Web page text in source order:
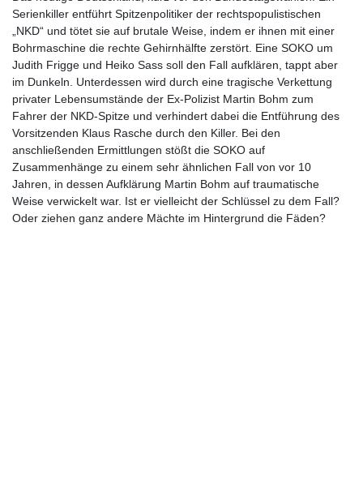
Serienkiller entführt Spitzenpolitiker der rechtspopulistischen
„NKD“ und tötet sie auf brutale Weise, indem er ihnen mit einer
Bohrmaschine die rechte Gehirnhälfte zerstört. Eine SOKO um
Judith Frigge und Heiko Sass soll den Fall aufklären, tappt aber
im Dunkeln. Unterdessen wird durch eine tragische Verkettung
privater Lebensumstände der Ex-Polizist Martin Bohm zum
Fahrer der NKD-Spitze und verhindert dabei die Entführung des
Vorsitzenden Klaus Rasche durch den Killer. Bei den
anschließenden Ermittlungen stößt die SOKO auf
Zusammenhänge zu einem sehr ähnlichen Fall von vor 10
Jahren, in dessen Aufklärung Martin Bohm auf traumatische
Weise verwickelt war. Ist er vielleicht der Schlüssel zu dem Fall?
Oder ziehen ganz andere Mächte im Hintergrund die Fäden?